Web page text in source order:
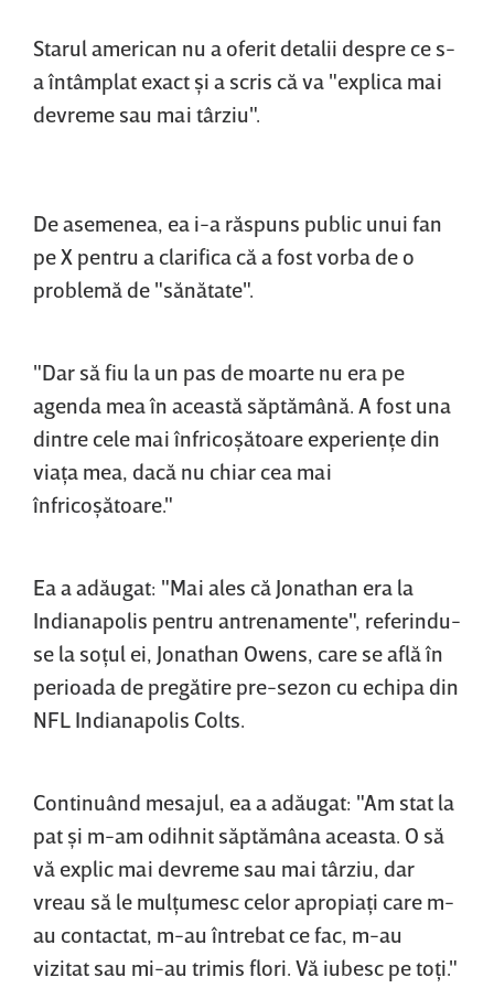
Starul american nu a oferit detalii despre ce s-
a întâmplat exact şi a scris că va "explica mai
devreme sau mai târziu".
De asemenea, ea i-a răspuns public unui fan
pe X pentru a clarifica că a fost vorba de o
problemă de "sănătate".
"Dar să fiu la un pas de moarte nu era pe
agenda mea în această săptămână. A fost una
dintre cele mai înfricoşătoare experienţe din
viaţa mea, dacă nu chiar cea mai
înfricoşătoare."
Ea a adăugat: "Mai ales că Jonathan era la
Indianapolis pentru antrenamente", referindu-
se la soţul ei, Jonathan Owens, care se află în
perioada de pregătire pre-sezon cu echipa din
NFL Indianapolis Colts.
Continuând mesajul, ea a adăugat: "Am stat la
pat şi m-am odihnit săptămâna aceasta. O să
vă explic mai devreme sau mai târziu, dar
vreau să le mulţumesc celor apropiaţi care m-
au contactat, m-au întrebat ce fac, m-au
vizitat sau mi-au trimis flori. Vă iubesc pe toţi."